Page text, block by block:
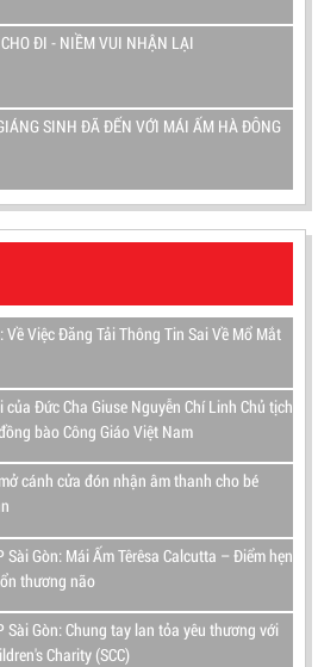
ĐI - NIỀM VUI NHẬN LẠI
SINH ĐÃ ĐẾN VỚI MÁI ẤM HÀ ĐÔNG
Về Việc Đăng Tải Thông Tin Sai Về Mổ Mắt
của Đức Cha Giuse Nguyễn Chí Linh Chủ tịch
bào Công Giáo Việt Nam
cánh cửa đón nhận âm thanh cho bé
Sài Gòn: Mái Ấm Têrêsa Calcutta – Điểm hẹn
thương não
Sài Gòn: Chung tay lan tỏa yêu thương với
Charity (SCC)